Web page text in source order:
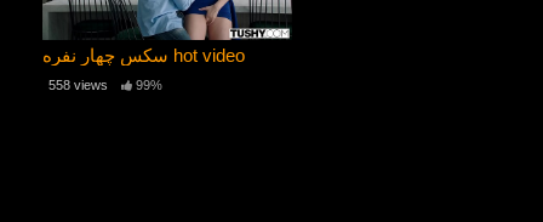
سکس چهار نفره hot video
558 views 99%